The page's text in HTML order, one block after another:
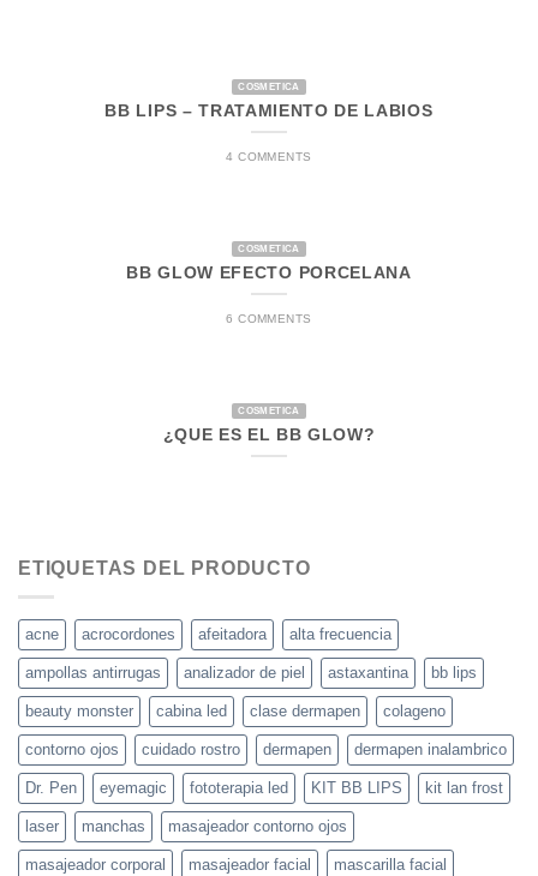
COSMETICA
BB LIPS – TRATAMIENTO DE LABIOS
4 COMMENTS
COSMETICA
BB GLOW EFECTO PORCELANA
6 COMMENTS
COSMETICA
¿QUE ES EL BB GLOW?
ETIQUETAS DEL PRODUCTO
acne acrocordones afeitadora alta frecuencia
ampollas antirrugas analizador de piel astaxantina bb lips
beauty monster cabina led clase dermapen colageno
contorno ojos cuidado rostro dermapen dermapen inalambrico
Dr. Pen eyemagic fototerapia led KIT BB LIPS kit lan frost
laser manchas masajeador contorno ojos
masajeador corporal masajeador facial mascarilla facial